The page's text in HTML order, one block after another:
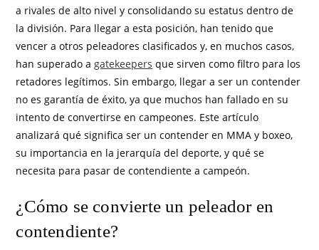
a rivales de alto nivel y consolidando su estatus dentro de
la división. Para llegar a esta posición, han tenido que
vencer a otros peleadores clasificados y, en muchos casos,
han superado agatekeepers que sirven como filtro para los
retadores legítimos. Sin embargo, llegar a ser un contender
no es garantía de éxito, ya que muchos han fallado en su
intento de convertirse en campeones. Este artículo
analizará qué significa ser un contender en MMA y boxeo,
su importancia en la jerarquía del deporte, y qué se
necesita para pasar de contendiente a campeón.
¿Cómo se convierte un peleador en
contendiente?